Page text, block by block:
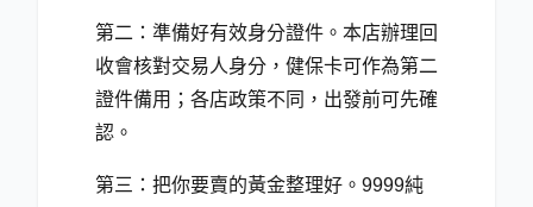
第二：準備好有效身分證件。本店辦理回
收會核對交易人身分，健保卡可作為第二
證件備用；各店政策不同，出發前可先確
認。
第三：把你要賣的黃金整理好。9999純